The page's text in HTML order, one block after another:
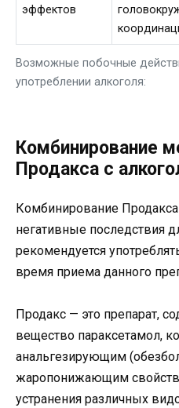
Возможные побочные
употреблении алкоголя:
эффектов
Комбинирование
Продакса с
Комбинирование
негативные последствия
рекомендуется
время приема данного
Продакс — это препарат,
вещество параксетамол,
анальгезирующим
жаропонижающим
устранения различных